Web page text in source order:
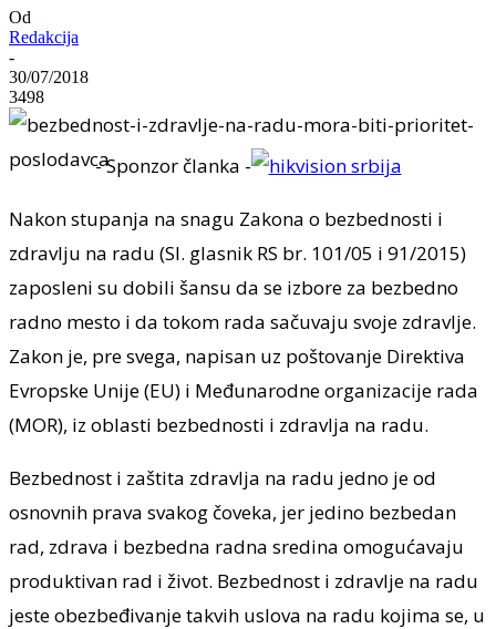
Od
Redakcija
-
30/07/2018
3498
- Sponzor članka -
Nakon stupanja na snagu Zakona o bezbednosti i
zdravlju na radu (Sl. glasnik RS br. 101/05 i 91/2015)
zaposleni su dobili šansu da se izbore za bezbedno
radno mesto i da tokom rada sačuvaju svoje zdravlje.
Zakon je, pre svega, napisan uz poštovanje Direktiva
Evropske Unije (EU) i Međunarodne organizacije rada
(MOR), iz oblasti bezbednosti i zdravlja na radu.
Bezbednost i zaštita zdravlja na radu jedno je od
osnovnih prava svakog čoveka, jer jedino bezbedan
rad, zdrava i bezbedna radna sredina omogućavaju
produktivan rad i život. Bezbednost i zdravlje na radu
jeste obezbeđivanje takvih uslova na radu kojima se, u